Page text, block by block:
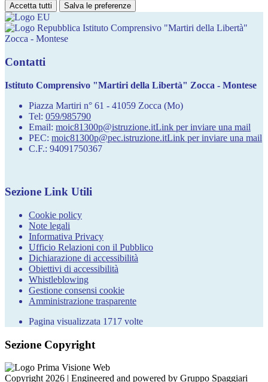
Accetta tutti Salva le preferenze
Istituto Comprensivo "Martiri della Libertà"
Zocca - Montese
Contatti
Istituto Comprensivo "Martiri della Libertà" Zocca - Montese
Piazza Martiri n° 61 - 41059 Zocca (Mo)
Tel: 059/985790
Email: moic81300p@istruzione.itLink per inviare una mail
PEC: moic81300p@pec.istruzione.itLink per inviare una mail
C.F.: 94091750367
Sezione Link Utili
Cookie policy
Note legali
Informativa Privacy
Ufficio Relazioni con il Pubblico
Dichiarazione di accessibilità
Obiettivi di accessibilità
Whistleblowing
Gestione consensi cookie
Amministrazione trasparente
Pagina visualizzata 1717 volte
Sezione Copyright
Copyright 2026 | Engineered and powered by Gruppo Spaggiari